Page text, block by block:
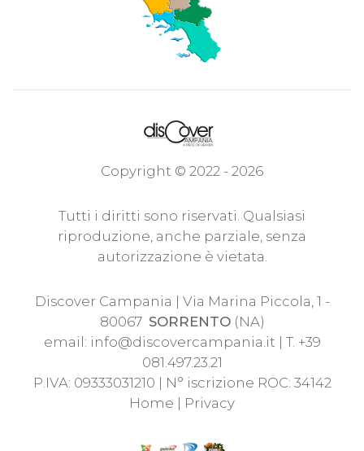
Copyright © 2022 - 2026
Tutti i diritti sono riservati. Qualsiasi
riproduzione, anche parziale, senza
autorizzazione è vietata.
Discover Campania | Via Marina Piccola, 1 -
80067 SORRENTO(NA)
email: info@discovercampania.it | T. +39
081.497.23.21
P.IVA: 09333031210 | N° iscrizione ROC: 34142
Home
Privacy